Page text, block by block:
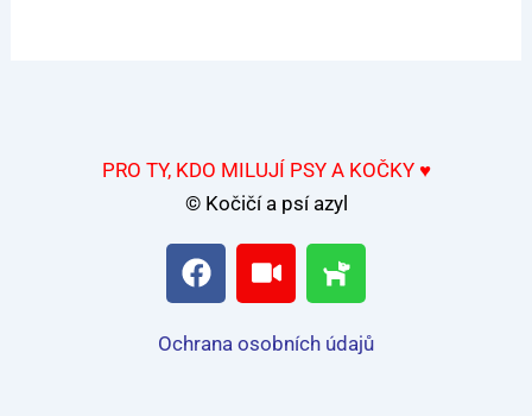
PRO TY, KDO MILUJÍ PSY A KOČKY ♥
© Kočičí a psí azyl
F
a
e
V
i
e
D
o
Ochrana osobních údajů